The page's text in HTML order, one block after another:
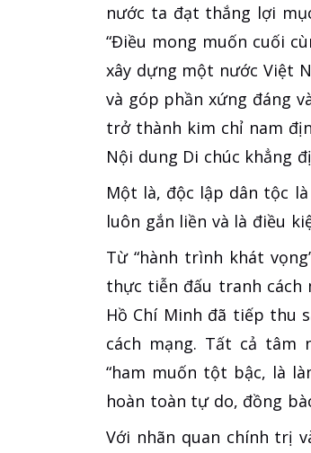
nước ta đạt thắng lợi
“Điều mong muốn cuối
xây dựng một nước Việt
và góp phần xứng đáng
trở thành kim chỉ nam
Nội dung Di chúc khẳng
Một là, độc lập dân tộc
luôn gắn liền và là điều
Từ “hành trình khát
thực tiễn đấu tranh cách
Hồ Chí Minh đã tiếp thu
cách mạng. Tất cả tâm
“ham muốn tột bậc, là
hoàn toàn tự do, đồng
Với nhãn quan chính trị